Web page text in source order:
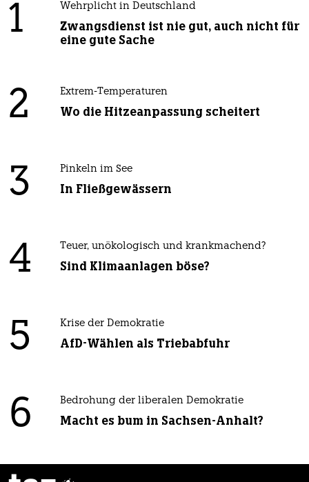
1 Wehrplicht in Deutschland
Zwangsdienst ist nie gut, auch nicht für
eine gute Sache
2 Extrem-Temperaturen
Wo die Hitzeanpassung scheitert
3 Pinkeln im See
In Fließgewässern
4 Teuer, unökologisch und krankmachend?
Sind Klimaanlagen böse?
5 Krise der Demokratie
AfD-Wählen als Triebabfuhr
6 Bedrohung der liberalen Demokratie
Macht es bum in Sachsen-Anhalt?